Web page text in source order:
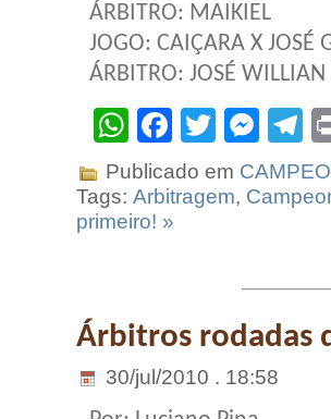
ÁRBITRO: MAIKIEL
JOGO: CAIÇARA X JOSÉ
ÁRBITRO: JOSÉ
WhatsApp
Facebook
Twitter
Publicado em
Tags: Arbitragem,
primeiro! »
Árbitros rodadas
30/jul/2010 . 18:58